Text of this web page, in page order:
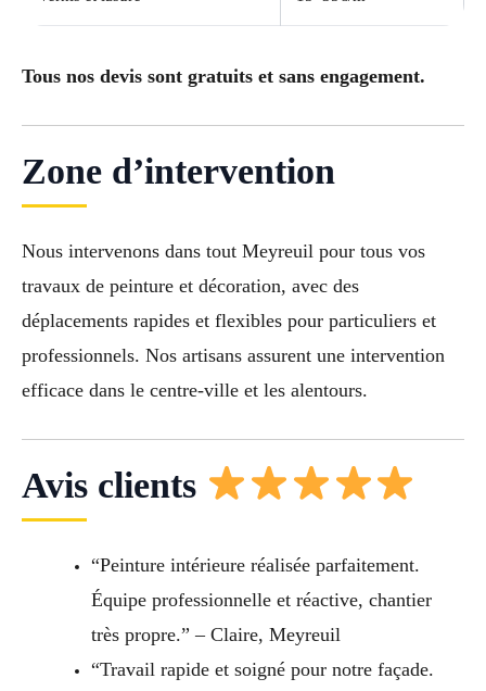
Tous nos devis sont gratuits et sans engagement.
Zone d’intervention
Nous intervenons dans tout Meyreuil pour tous vos
travaux de peinture et décoration, avec des
déplacements rapides et flexibles pour particuliers et
professionnels. Nos artisans assurent une intervention
efficace dans le centre-ville et les alentours.
Avis clients
“Peinture intérieure réalisée parfaitement.
Équipe professionnelle et réactive, chantier
très propre.” – Claire, Meyreuil
“Travail rapide et soigné pour notre façade.